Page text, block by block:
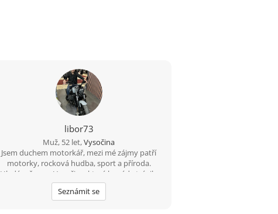
libor73
Muž, 52 let,Vysočina
Jsem duchem motorkář, mezi mé zájmy patří
motorky, rocková hudba, sport a příroda.
Hledám ženu z Vysočiny, která by ráda trávila
čas na vesnici.
Seznámit se